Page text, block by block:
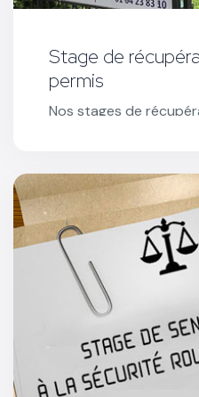
Stage de
permis
Nos stages de
expert sécurité
Réserver votre stage